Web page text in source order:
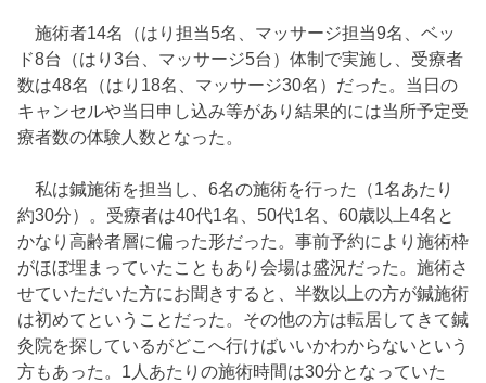
施術者14名（はり担当5名、マッサージ担当9名、ベッ
ド8台（はり3台、マッサージ5台）体制で実施し、受療者
数は48名（はり18名、マッサージ30名）だった。当日の
キャンセルや当日申し込み等があり結果的には当所予定受
療者数の体験人数となった。
私は鍼施術を担当し、6名の施術を行った（1名あたり
約30分）。受療者は40代1名、50代1名、60歳以上4名と
かなり高齢者層に偏った形だった。事前予約により施術枠
がほぼ埋まっていたこともあり会場は盛況だった。施術さ
せていただいた方にお聞きすると、半数以上の方が鍼施術
は初めてということだった。その他の方は転居してきて鍼
灸院を探しているがどこへ行けばいいかわからないという
方もあった。1人あたりの施術時間は30分となっていた